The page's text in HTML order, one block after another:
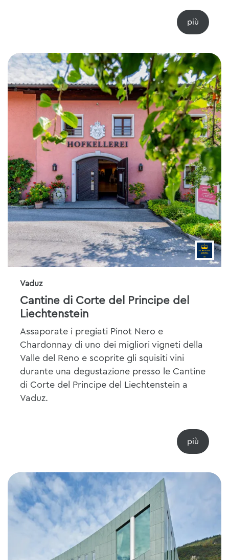
Vaduz
Cantine di Corte del Principe del
Liechtenstein
Assaporate i pregiati Pinot Nero e
Chardonnay di uno dei migliori vigneti della
Valle del Reno e scoprite gli squisiti vini
durante una degustazione presso le Cantine
di Corte del Principe del Liechtenstein a
Vaduz.